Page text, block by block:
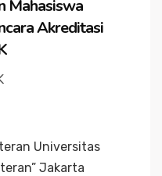
Mahasiswa
Akreditasi
Universitas
Jakarta